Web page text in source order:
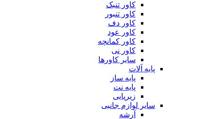
کاور تنبک
کاور تنبور
کاور دف
کاور عود
کاور کمانچه
کاور نی
سایر کاورها
پایه آلات
پایه ساز
پایه نت
زیرپایی
سایر لوازم جانبی
آرشه